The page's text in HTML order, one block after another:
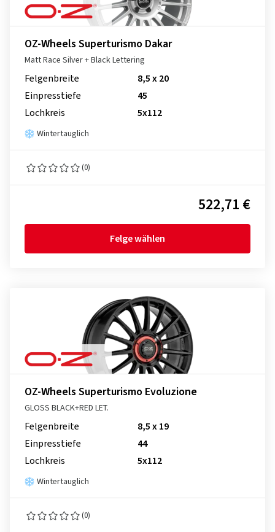
OZ-Wheels Superturismo Dakar
Matt Race Silver + Black Lettering
Felgenbreite
8,5 x 20
Einpresstiefe
45
Lochkreis
5x112
Wintertauglich
(0)
522,71 €
Felge wählen
OZ-Wheels Superturismo Evoluzione
GLOSS BLACK+RED LET.
Felgenbreite
8,5 x 19
Einpresstiefe
44
Lochkreis
5x112
Wintertauglich
(0)